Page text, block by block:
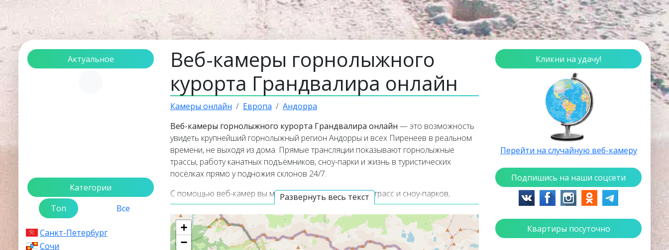
Актуальное
Категории
Топ
Все
Санкт-Петербург
Сочи
Веб-камеры горнолыжного
курорта Грандвалира онлайн
Камеры онлайн Европа Андорра
Развернуть весь текст
Веб-камеры горнолыжного курорта Грандвалира онлайн — это возможность
увидеть крупнейший горнолыжный регион Андорры и всех Пиренеев в реальном
времени, не выходя из дома. Прямые трансляции показывают горнолыжные
трассы, работу канатных подъёмников, сноу-парки и жизнь в туристических
посёлках прямо у подножия склонов 24/7.
С помощью веб-камер вы можете оценить состояние трасс и сноу-парков,
проверить уровень снега, узнать реальные погодные условия на высоте и увидеть
красоту Пиренеев в режиме онлайн.
Веб-камеры работают в прямом эфире, а некоторые из них транслируют
+
−
Кликни на удачу!
Перейти на случайную веб-камеру
Подпишись на наши соцсети
Квартиры посуточно